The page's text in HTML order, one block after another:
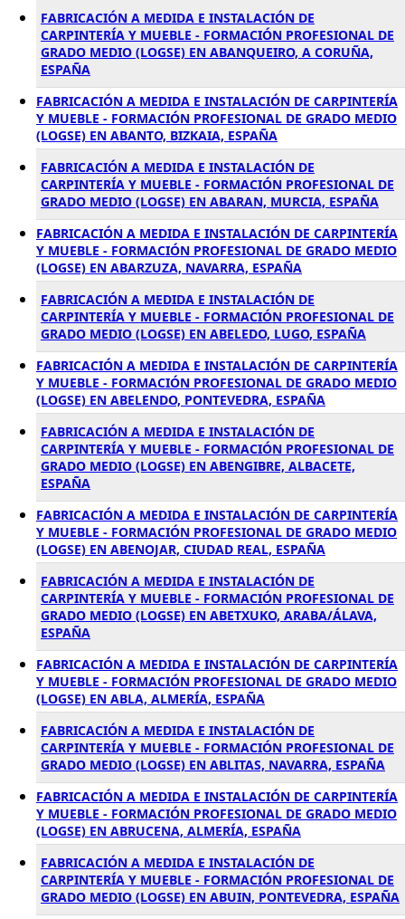
FABRICACIÓN A MEDIDA E INSTALACIÓN DE
CARPINTERÍA Y MUEBLE - FORMACIÓN PROFESIONAL DE
GRADO MEDIO (LOGSE) EN ABANQUEIRO, A CORUÑA,
ESPAÑA
FABRICACIÓN A MEDIDA E INSTALACIÓN DE CARPINTERÍA
Y MUEBLE - FORMACIÓN PROFESIONAL DE GRADO MEDIO
(LOGSE) EN ABANTO, BIZKAIA, ESPAÑA
FABRICACIÓN A MEDIDA E INSTALACIÓN DE
CARPINTERÍA Y MUEBLE - FORMACIÓN PROFESIONAL DE
GRADO MEDIO (LOGSE) EN ABARAN, MURCIA, ESPAÑA
FABRICACIÓN A MEDIDA E INSTALACIÓN DE CARPINTERÍA
Y MUEBLE - FORMACIÓN PROFESIONAL DE GRADO MEDIO
(LOGSE) EN ABARZUZA, NAVARRA, ESPAÑA
FABRICACIÓN A MEDIDA E INSTALACIÓN DE
CARPINTERÍA Y MUEBLE - FORMACIÓN PROFESIONAL DE
GRADO MEDIO (LOGSE) EN ABELEDO, LUGO, ESPAÑA
FABRICACIÓN A MEDIDA E INSTALACIÓN DE CARPINTERÍA
Y MUEBLE - FORMACIÓN PROFESIONAL DE GRADO MEDIO
(LOGSE) EN ABELENDO, PONTEVEDRA, ESPAÑA
FABRICACIÓN A MEDIDA E INSTALACIÓN DE
CARPINTERÍA Y MUEBLE - FORMACIÓN PROFESIONAL DE
GRADO MEDIO (LOGSE) EN ABENGIBRE, ALBACETE,
ESPAÑA
FABRICACIÓN A MEDIDA E INSTALACIÓN DE CARPINTERÍA
Y MUEBLE - FORMACIÓN PROFESIONAL DE GRADO MEDIO
(LOGSE) EN ABENOJAR, CIUDAD REAL, ESPAÑA
FABRICACIÓN A MEDIDA E INSTALACIÓN DE
CARPINTERÍA Y MUEBLE - FORMACIÓN PROFESIONAL DE
GRADO MEDIO (LOGSE) EN ABETXUKO, ARABA/ÁLAVA,
ESPAÑA
FABRICACIÓN A MEDIDA E INSTALACIÓN DE CARPINTERÍA
Y MUEBLE - FORMACIÓN PROFESIONAL DE GRADO MEDIO
(LOGSE) EN ABLA, ALMERÍA, ESPAÑA
FABRICACIÓN A MEDIDA E INSTALACIÓN DE
CARPINTERÍA Y MUEBLE - FORMACIÓN PROFESIONAL DE
GRADO MEDIO (LOGSE) EN ABLITAS, NAVARRA, ESPAÑA
FABRICACIÓN A MEDIDA E INSTALACIÓN DE CARPINTERÍA
Y MUEBLE - FORMACIÓN PROFESIONAL DE GRADO MEDIO
(LOGSE) EN ABRUCENA, ALMERÍA, ESPAÑA
FABRICACIÓN A MEDIDA E INSTALACIÓN DE
CARPINTERÍA Y MUEBLE - FORMACIÓN PROFESIONAL DE
GRADO MEDIO (LOGSE) EN ABUIN, PONTEVEDRA, ESPAÑA